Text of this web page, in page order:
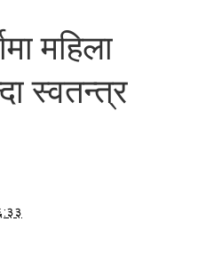
महिला
स्वतन्त्र